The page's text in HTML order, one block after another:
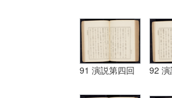
91 演説第四回 92